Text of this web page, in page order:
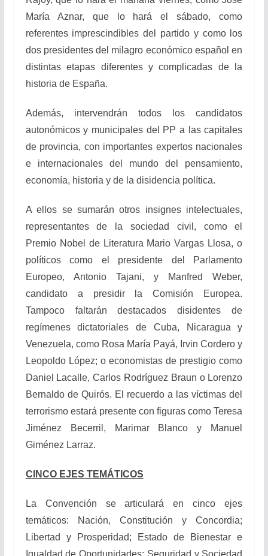
María Aznar, que lo hará el sábado, como
referentes imprescindibles del partido y como los
dos presidentes del milagro económico español en
distintas etapas diferentes y complicadas de la
historia de España.
Además, intervendrán todos los candidatos
autonómicos y municipales del PP a las capitales
de provincia, con importantes expertos nacionales
e internacionales del mundo del pensamiento,
economía, historia y de la disidencia política.
A ellos se sumarán otros insignes intelectuales,
representantes de la sociedad civil, como el
Premio Nobel de Literatura Mario Vargas Llosa, o
políticos como el presidente del Parlamento
Europeo, Antonio Tajani, y Manfred Weber,
candidato a presidir la Comisión Europea.
Tampoco faltarán destacados disidentes de
regímenes dictatoriales de Cuba, Nicaragua y
Venezuela, como Rosa María Payá, Irvin Cordero y
Leopoldo López; o economistas de prestigio como
Daniel Lacalle, Carlos Rodríguez Braun o Lorenzo
Bernaldo de Quirós. El recuerdo a las víctimas del
terrorismo estará presente con figuras como Teresa
Jiménez Becerril, Marimar Blanco y Manuel
Giménez Larraz.
CINCO EJES TEMÁTICOS
La Convención se articulará en cinco ejes
temáticos: Nación, Constitución y Concordia;
Libertad y Prosperidad; Estado de Bienestar e
Igualdad de Oportunidades; Seguridad y Sociedad